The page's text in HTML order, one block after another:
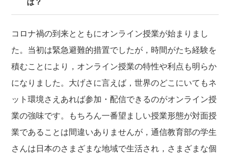
コロナ禍の到来とともにオンライン授業が始まりまし
た。当初は緊急避難的措置でしたが，時間がたち経験を
積むことにより，オンライン授業の特性や利点も明らか
になりました。大げさに言えば，世界のどこにいてもネ
ット環境さえあれば参加・配信できるのがオンライン授
業の強味です。もちろん一番望ましい授業形態が対面授
業であることは間違いありませんが，通信教育部の学生
さんは日本のさまざまな地域で生活され，さまざまな個